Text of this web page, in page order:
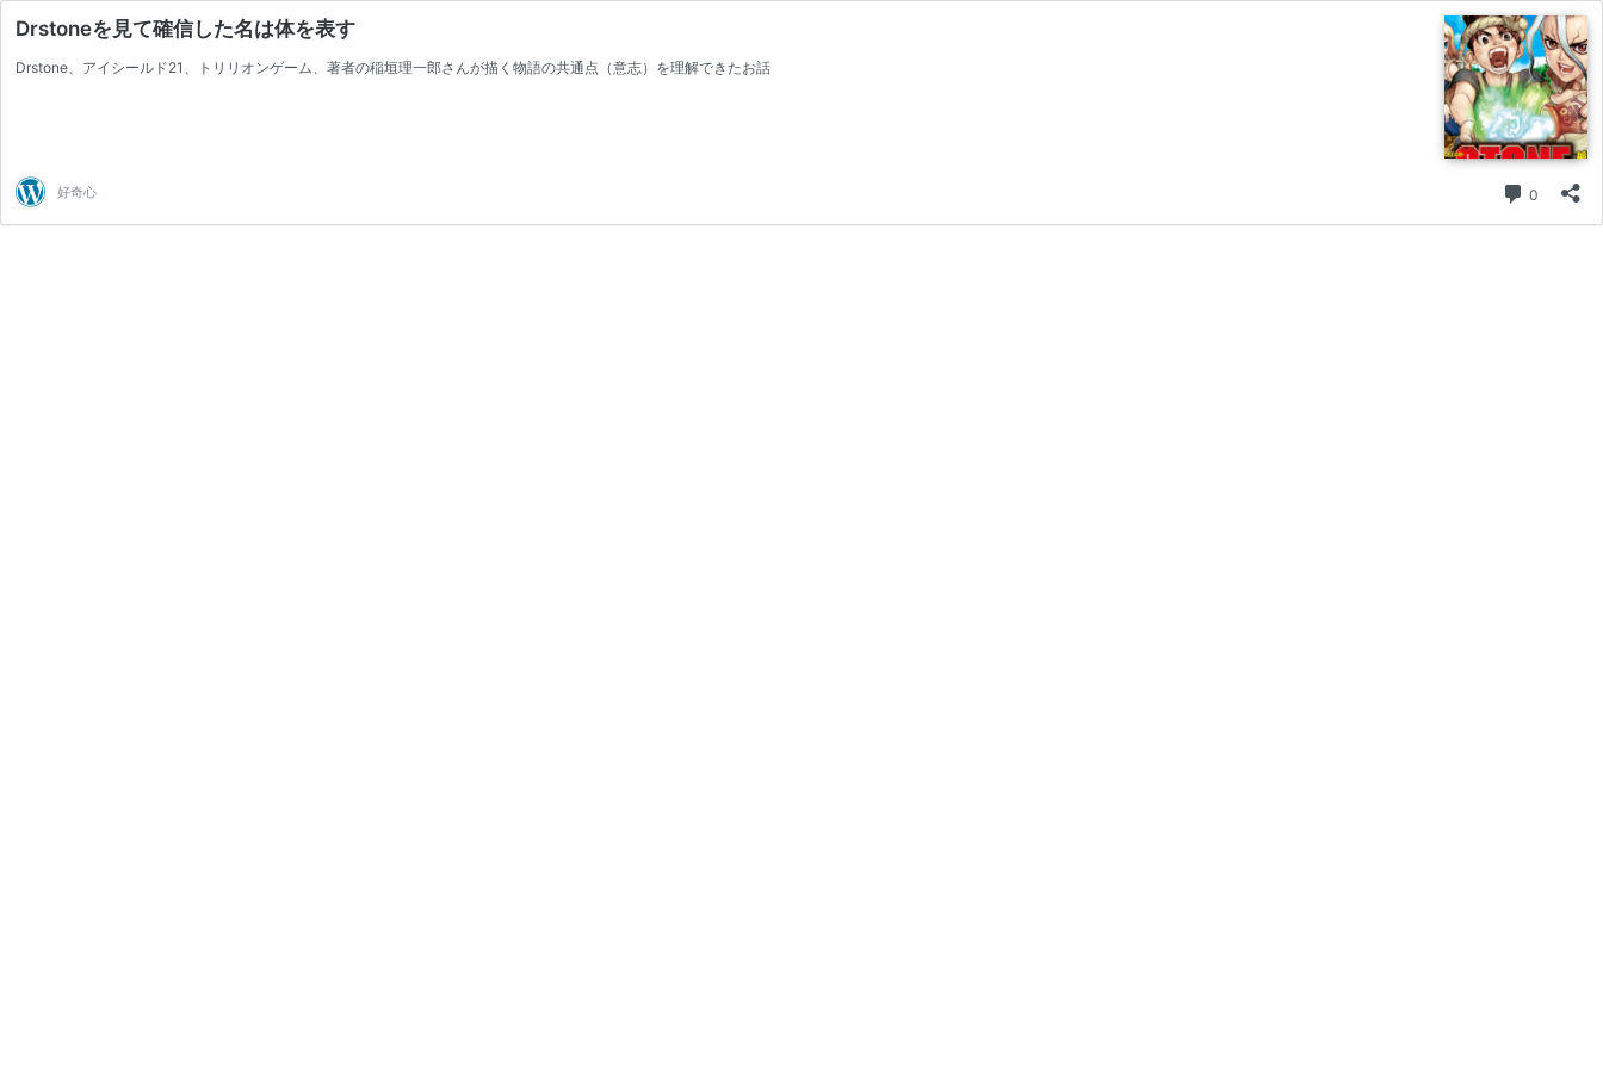
Drstoneを見て確信した名は体を表す
Drstone、アイシールド21、トリリオンゲーム、著者の稲垣理一郎さんが描く物語の共通点（意志）を理解できたお話
好奇心 0 コメント